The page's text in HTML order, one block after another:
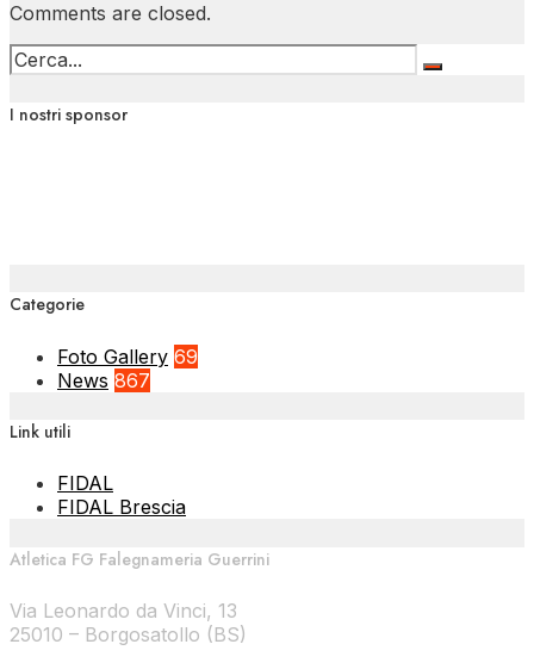
Comments are closed.
I nostri sponsor
Categorie
Foto Gallery 69
News 867
Link utili
FIDAL
FIDAL Brescia
Atletica FG Falegnameria Guerrini
Via Leonardo da Vinci, 13
25010 – Borgosatollo (BS)